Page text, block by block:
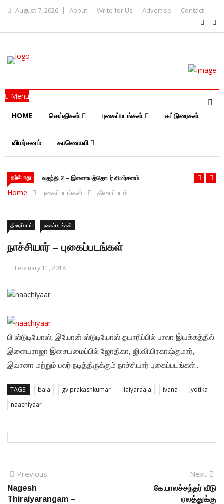
August 7, 2026 About Write for Us Advertise Contact
Menu
HOME செய்திகள் புகைப்படங்கள் கட்டுரைகள்
விமர்சனம் காணொளி
தற்போது வதந்தி 2 – இணையத்தொடர் விமர்சனம்
Home புகைப்படங்கள் திரைப்படம்
திரைப்படம் புகைப்படங்கள்
நாச்சியார் – புகைப்படங்கள்
February 11, 2018
பி ஸ்டுடியோஸ், இயோன் ஸ்டுடியோஸ் தயாரிப்பில் பாலா இயக்கத்தில்
இளையராஜா இசையமைப்பில் ஜோதிகா, ஜி.வி.பிரகாஷ்குமார்,
இவானா மற்றும் பலர் நடித்திருக்கும் நாச்சியார் புகைப்படங்கள்..
TAGS: bala gv prakashkumar ilaiyaraaja ivana
jyotika
naachiyaar
Post navigation
Previous
Nagesh
Thiraiyarangam –
Next
கே.பாலச்சந்தர் வீடு
ஏலத்துக்கு